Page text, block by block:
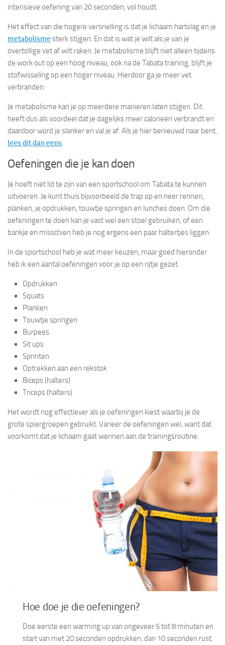
intensieve oefening van 20 seconden, vol houdt.
Het effect van die hogere versnelling is dat je lichaam hartslag en je
metabolisme sterk stijgen. En dat is wat je wilt als je van je
overtollige vet af wilt raken. Je metabolisme blijft niet alleen tijdens
de work out op een hoog niveau, ook na de Tabata training, blijft je
stofwisseling op een hoger niveau. Hierdoor ga je meer vet
verbranden.
Je metabolisme kan je op meerdere manieren laten stijgen. Dit
heeft dus als voordeel dat je dagelijks meer calorieën verbrandt en
daardoor word je slanker en val je af. Als je hier benieuwd naar bent,
lees dit dan eens.
Oefeningen die je kan doen
Je hoeft niet lid te zijn van een sportschool om Tabata te kunnen
uitvoeren. Je kunt thuis bijvoorbeeld de trap op en neer rennen,
planken, je opdrukken, touwtje springen en lunches doen. Om die
oefeningen te doen kan je vast wel een stoel gebruiken, of een
bankje en misschien heb je nog ergens een paar haltertjes liggen.
In de sportschool heb je wat meer keuzen, maar goed hieronder
heb ik een aantal oefeningen voor je op een rijtje gezet.
Opdrukken
Squats
Planken
Touwtje springen
Burpees
Sit ups
Sprinten
Optrekken aan een rekstok
Biceps (halters)
Triceps (halters)
Het wordt nog effectiever als je oefeningen kiest waarbij je de
grote spiergroepen gebruikt. Varieer de oefeningen wel, want dat
voorkomt dat je lichaam gaat wennen aan de trainingsroutine.
Hoe doe je die oefeningen?
Doe eerste een warming up van ongeveer 5 tot 8 minuten en
start van met 20 seconden opdrukken, dan 10 seconden rust.